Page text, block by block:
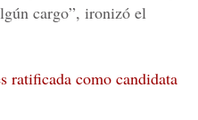
cargo”, ironizó el
ratificada como candidata